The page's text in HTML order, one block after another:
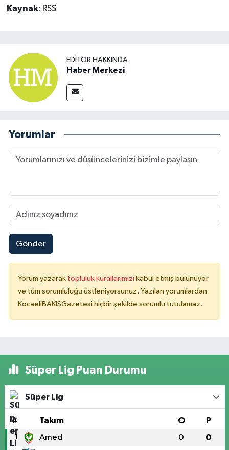
Kaynak: RSS
EDITÖR HAKKINDA
Haber Merkezi
Yorumlar
Gönder
Yorum yazarak topluluk kurallarımızı kabul etmiş bulunuyor
ve tüm sorumluluğu üstleniyorsunuz. Yazılan yorumlardan
KocaeliBAKIŞGazetesi hiçbir şekilde sorumlu tutulamaz.
Süper Lig Puan Durumu
Süper Lig
# Takım O P
1 Amed 0 0